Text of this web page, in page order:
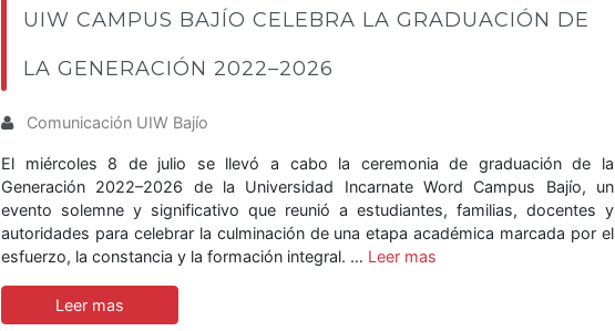
UIW CAMPUS BAJÍO CELEBRA LA GRADUACIÓN DE
LA GENERACIÓN 2022–2026
Comunicación UIW Bajío
El miércoles 8 de julio se llevó a cabo la ceremonia de graduación de la
Generación 2022–2026 de la Universidad Incarnate Word Campus Bajío, un
evento solemne y significativo que reunió a estudiantes, familias, docentes y
autoridades para celebrar la culminación de una etapa académica marcada por el
esfuerzo, la constancia y la formación integral. … Leer mas
Leer mas